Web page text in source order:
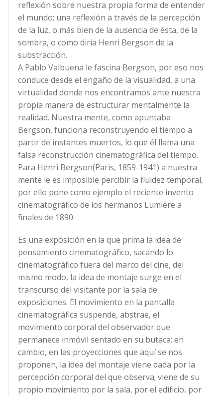
reflexión sobre nuestra propia forma de entender
el mundo; una reflexión a través de la percepción
de la luz, o más bien de la ausencia de ésta, de la
sombra, o como diría Henri Bergson de la
substracción.
A Pablo Valbuena le fascina Bergson, por eso nos
conduce desde el engaño de la visualidad, a una
virtualidad donde nos encontramos ante nuestra
propia manera de estructurar mentalmente la
realidad. Nuestra mente, como apuntaba
Bergson, funciona reconstruyendo el tiempo a
partir de instantes muertos, lo que él llama una
falsa reconstrucción cinematográfica del tiempo.
Para Henri Bergson(Paris, 1859-1941) a nuestra
mente le es imposible percibir la fluidez temporal,
por ello pone como ejemplo el reciente invento
cinematográfico de los hermanos Lumière a
finales de 1890.
Es una exposición en la que prima la idea de
pensamiento cinematográfico, sacando lo
cinematográfico fuera del marco del cine, del
mismo modo, la idea de montaje surge en el
transcurso del visitante por la sala de
exposiciones. El movimiento en la pantalla
cinematográfica suspende, abstrae, el
movimiento corporal del observador que
permanece inmóvil sentado en su butaca; en
cambio, en las proyecciones que aquí se nos
proponen, la idea del montaje viene dada por la
percepción corporal del que observa; viene de su
propio movimiento por la sala, por el edificio, por